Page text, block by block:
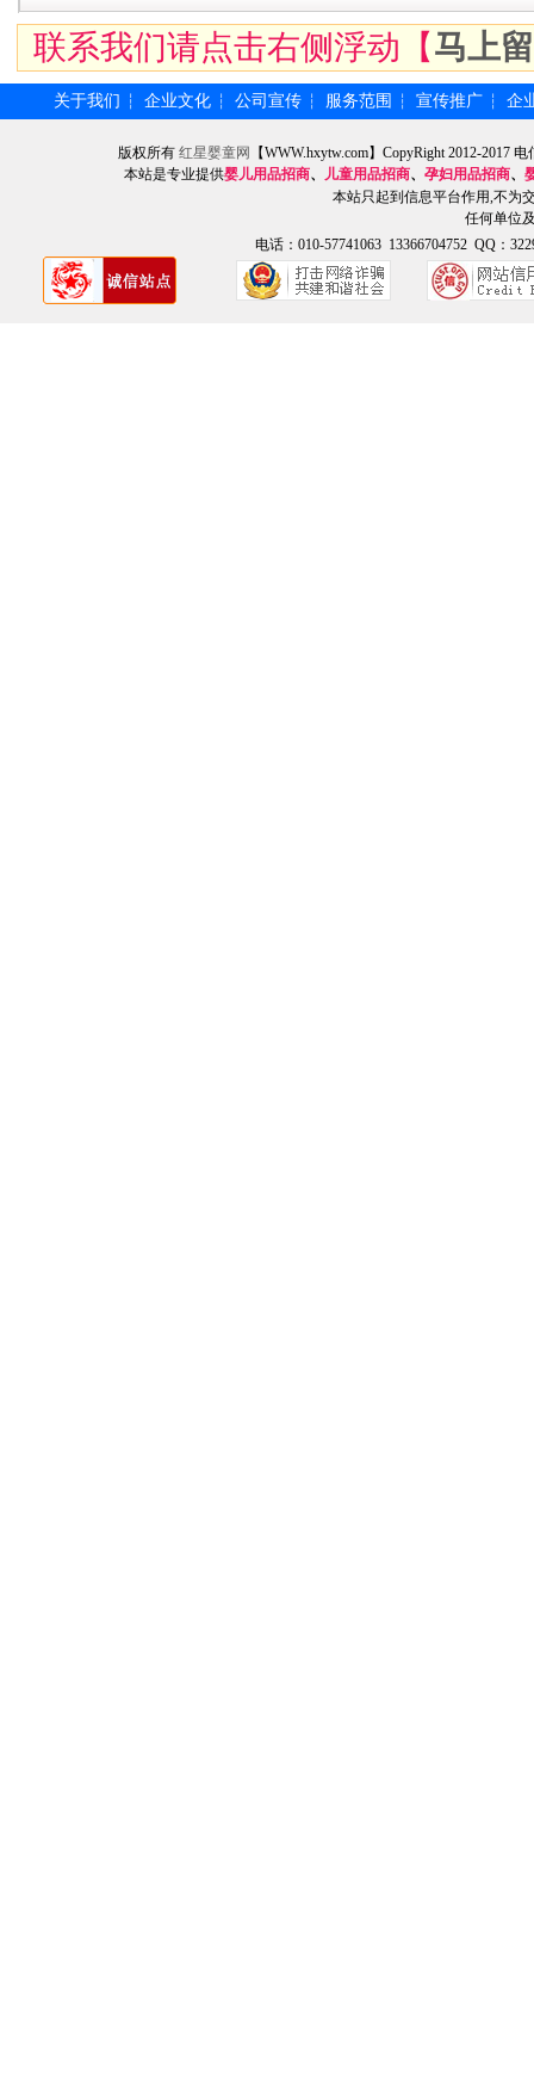
联系我们请点击右侧浮动【马上
关于我们 ┆ 企业文化 ┆ 公司宣传 ┆ 服务范围 ┆ 宣传推广 ┆ 企
版权所有 红星婴童网
【WWW.hxytw.com】CopyRight 2012-2017
本站是专业提供婴儿用品招商、 儿童用品招商、 孕妇用品招商、
本站只起到信息平台作用,不为
任何单位
电话：010-57741063 13366704752 QQ：